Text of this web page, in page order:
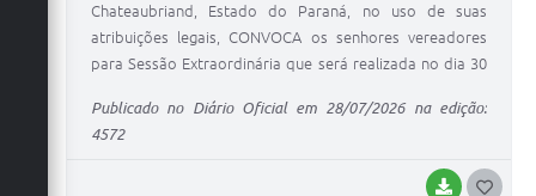
BAIXAR
Chateaubriand, Estado do Paraná, no uso de suas
atribuições legais, CONVOCA os senhores vereadores
para Sessão Extraordinária que será realizada no dia 30
Municipal
Publicado no Diário Oficial em 28/07/2026 na edição:
4572